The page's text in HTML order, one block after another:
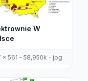
W
x 561 - 58,950k - jpg